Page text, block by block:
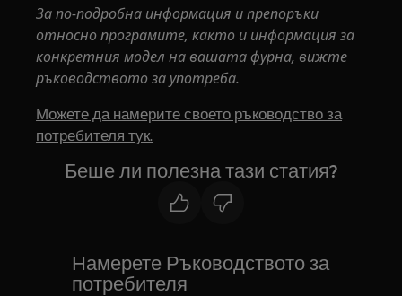
За по-подробна информация и препоръки
относно програмите, както и информация за
конкретния модел на вашата фурна, вижте
ръководството за употреба.
Можете да намерите своето ръководство за
потребителя тук.
Беше ли полезна тази статия?
Намерете Ръководството за
потребителя